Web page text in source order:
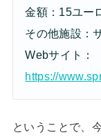
金額：15ユー
その他施設：
Webサイト：
https://
ということで、